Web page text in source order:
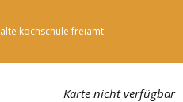
alte kochschule freiamt
Karte nicht verfügbar